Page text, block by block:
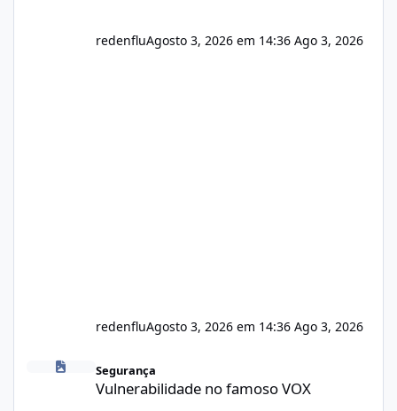
redenfluAgosto 3, 2026 em 14:36 Ago 3, 2026
redenfluAgosto 3, 2026 em 14:36 Ago 3, 2026
Vulnerabilidade no famoso VOX
Segurança
Vulnerabilidade no famoso VOX